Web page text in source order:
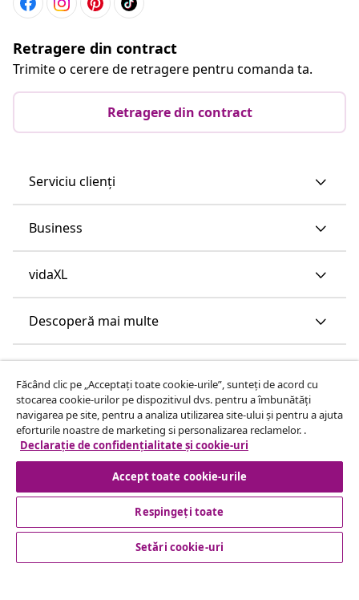
Retragere din contract
Trimite o cerere de retragere pentru comanda ta.
Retragere din contract
Serviciu clienți
Business
vidaXL
Descoperă mai multe
© 2008-2026 vidaXL www.vidaxl.ro este pagina de internet a
Făcând clic pe „Acceptați toate cookie-urile”, sunteți de acord cu
stocarea cookie-urilor pe dispozitivul dvs. pentru a îmbunătăți
navigarea pe site, pentru a analiza utilizarea site-ului și pentru a ajuta
eforturile noastre de marketing si personalizarea reclamelor. .
Declarație de confidențialitate și cookie-uri
Accept toate cookie-urile
Respingeți toate
Setări cookie-uri